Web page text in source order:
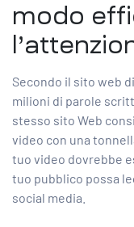
modo
Secondo il sito web di
milioni di parole
stesso sito Web
video con una
tuo video dovrebbe
tuo pubblico possa
social media.